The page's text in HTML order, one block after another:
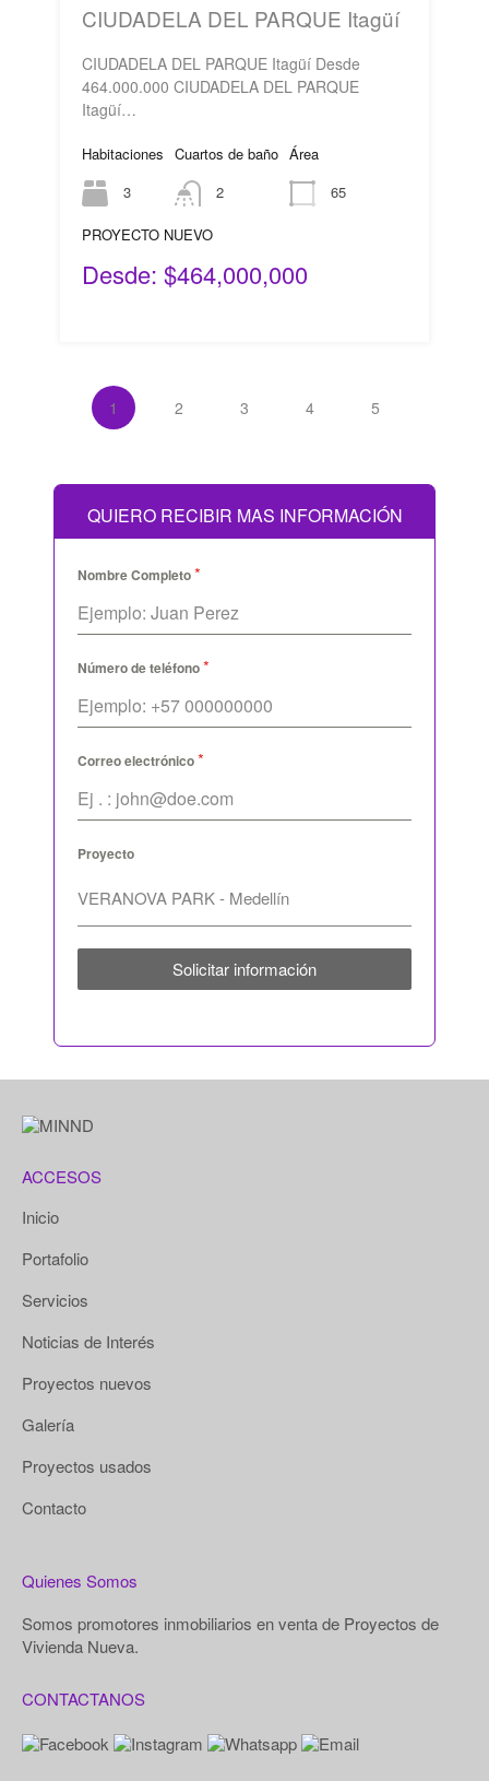
CIUDADELA DEL PARQUE Itagüí
CIUDADELA DEL PARQUE Itagüí Desde
464.000.000 CIUDADELA DEL PARQUE
Itagüí…
Habitaciones
3
Cuartos de baño
2
Área
65
PROYECTO NUEVO
Desde: $464,000,000
1 2 3 4 5
QUIERO RECIBIR MAS INFORMACIÓN
Nombre Completo*
Número de teléfono*
Correo electrónico*
Proyecto
Solicitar información
ACCESOS
Inicio
Portafolio
Servicios
Noticias de Interés
Proyectos nuevos
Galería
Proyectos usados
Contacto
Quienes Somos
Somos promotores inmobiliarios en venta de Proyectos de
Vivienda Nueva.
CONTACTANOS